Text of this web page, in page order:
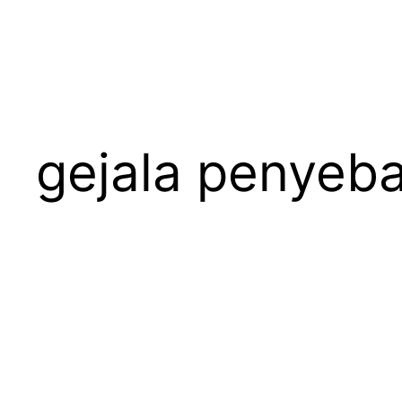
gejala